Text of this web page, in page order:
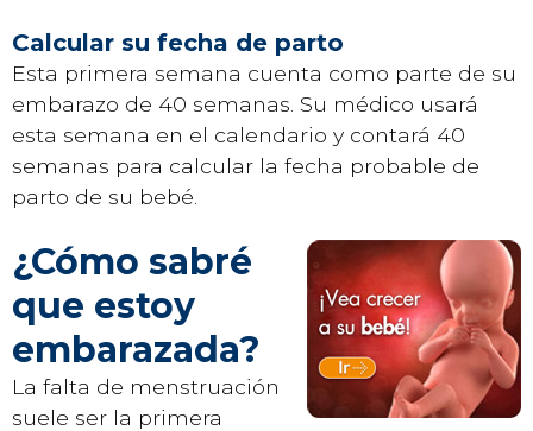
Calcular su fecha de parto
Esta primera semana cuenta como parte de su
embarazo de 40 semanas. Su médico usará
esta semana en el calendario y contará 40
semanas para calcular la fecha probable de
parto de su bebé.
¿Cómo sabré
que estoy
embarazada?
La falta de menstruación
suele ser la primera